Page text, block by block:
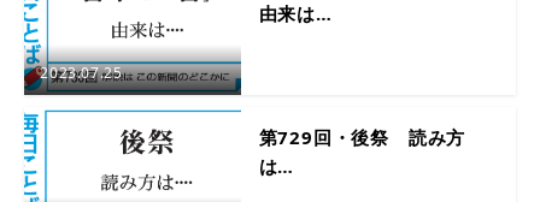
2023.07.25
由来は…
第729回・後祭 読み方
は…